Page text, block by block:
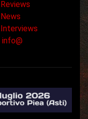
Reviews
News
Interviews
info@